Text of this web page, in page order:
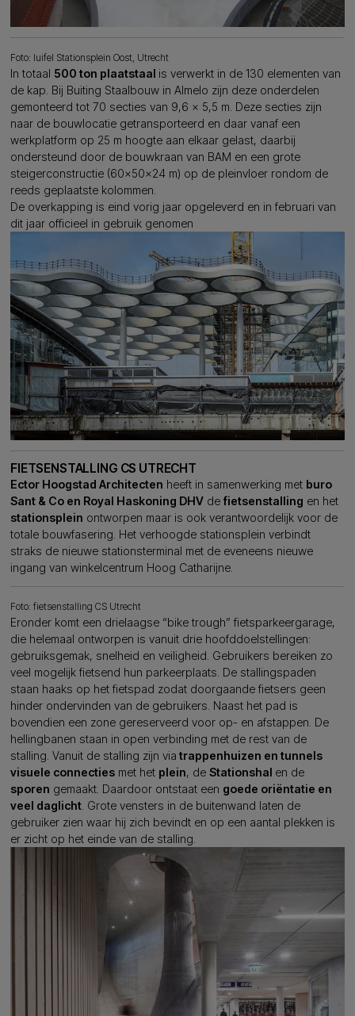
Foto: luifel Stationsplein Oost, Utrecht
In totaal 500 ton plaatstaal is verwerkt in de 130 elementen van
de kap. Bij Buiting Staalbouw in Almelo zijn deze onderdelen
gemonteerd tot 70 secties van 9,6 x 5,5 m. Deze secties zijn
naar de bouwlocatie getransporteerd en daar vanaf een
werkplatform op 25 m hoogte aan elkaar gelast, daarbij
ondersteund door de bouwkraan van BAM en een grote
steigerconstructie (60x50x24 m) op de pleinvloer rondom de
reeds geplaatste kolommen.
De overkapping is eind vorig jaar opgeleverd en in februari van
dit jaar officieel in gebruik genomen
FIETSENSTALLING CS UTRECHT
Ector Hoogstad Architecten heeft in samenwerking met buro
Sant & Co en Royal Haskoning DHV de fietsenstalling en het
stationsplein ontworpen maar is ook verantwoordelijk voor de
totale bouwfasering. Het verhoogde stationsplein verbindt
straks de nieuwe stationsterminal met de eveneens nieuwe
ingang van winkelcentrum Hoog Catharijne.
Foto: fietsenstalling CS Utrecht
Eronder komt een drielaagse “bike trough” fietsparkeergarage,
die helemaal ontworpen is vanuit drie hoofddoelstellingen:
gebruiksgemak, snelheid en veiligheid. Gebruikers bereiken zo
veel mogelijk fietsend hun parkeerplaats. De stallingspaden
staan haaks op het fietspad zodat doorgaande fietsers geen
hinder ondervinden van de gebruikers. Naast het pad is
bovendien een zone gereserveerd voor op- en afstappen. De
hellingbanen staan in open verbinding met de rest van de
stalling. Vanuit de stalling zijn via trappenhuizen en tunnels
visuele connecties met het plein, de Stationshal en de
sporen gemaakt. Daardoor ontstaat een goede oriëntatie en
veel daglicht . Grote vensters in de buitenwand laten de
gebruiker zien waar hij zich bevindt en op een aantal plekken is
er zicht op het einde van de stalling.